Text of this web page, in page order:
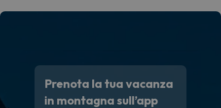
Prenota la tua vacanza
in montagna sull’app